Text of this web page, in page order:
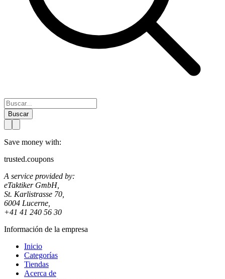
Buscar
Save money with:
trusted.coupons
A service provided by:
eTaktiker GmbH,
St. Karlistrasse 70,
6004 Lucerne,
+41 41 240 56 30
Información de la empresa
Inicio
Categorías
Tiendas
Acerca de